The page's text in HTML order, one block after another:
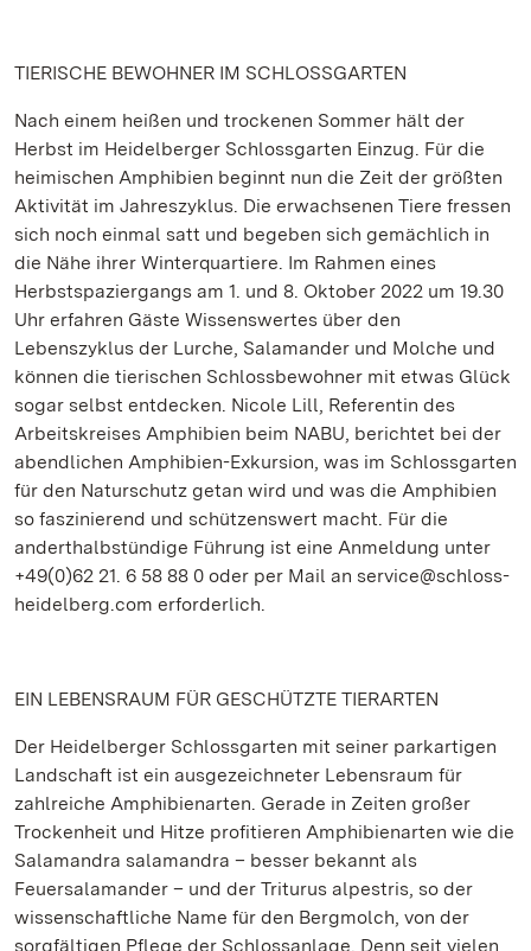
TIERISCHE BEWOHNER IM SCHLOSSGARTEN
Nach einem heißen und trockenen Sommer hält der
Herbst im Heidelberger Schlossgarten Einzug. Für die
heimischen Amphibien beginnt nun die Zeit der größten
Aktivität im Jahreszyklus. Die erwachsenen Tiere fressen
sich noch einmal satt und begeben sich gemächlich in
die Nähe ihrer Winterquartiere. Im Rahmen eines
Herbstspaziergangs am 1. und 8. Oktober 2022 um 19.30
Uhr erfahren Gäste Wissenswertes über den
Lebenszyklus der Lurche, Salamander und Molche und
können die tierischen Schlossbewohner mit etwas Glück
sogar selbst entdecken. Nicole Lill, Referentin des
Arbeitskreises Amphibien beim NABU, berichtet bei der
abendlichen Amphibien-Exkursion, was im Schlossgarten
für den Naturschutz getan wird und was die Amphibien
so faszinierend und schützenswert macht. Für die
anderthalbstündige Führung ist eine Anmeldung unter
+49(0)62 21. 6 58 88 0 oder per Mail an service@schloss-
heidelberg.com erforderlich.
EIN LEBENSRAUM FÜR GESCHÜTZTE TIERARTEN
Der Heidelberger Schlossgarten mit seiner parkartigen
Landschaft ist ein ausgezeichneter Lebensraum für
zahlreiche Amphibienarten. Gerade in Zeiten großer
Trockenheit und Hitze profitieren Amphibienarten wie die
Salamandra salamandra – besser bekannt als
Feuersalamander – und der Triturus alpestris, so der
wissenschaftliche Name für den Bergmolch, von der
sorgfältigen Pflege der Schlossanlage. Denn seit vielen